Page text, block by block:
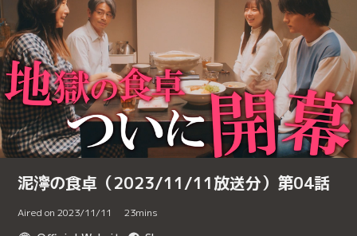
泥濘の食卓（2023/11/11放送分）第04話
Aired on 2023/11/11 23mins